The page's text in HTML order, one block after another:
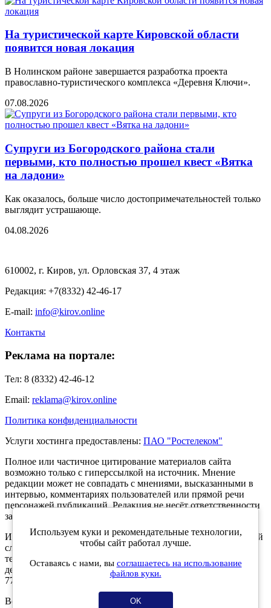
На туристической карте Кировской области
появится новая локация
В Нолинском районе завершается разработка проекта
православно-туристического комплекса «Деревня Ключи».
07.08.2026
Супруги из Богородского района стали
первыми, кто полностью прошел квест «Вятка
на ладони»
Как оказалось, больше число достопримечательностей только
выглядит устрашающе.
04.08.2026
610002, г. Киров, ул. Орловская 37, 4 этаж
Редакция: +7(8332) 42-46-17
E-mail: info@kirov.online
Контакты
Реклама на портале:
Тел: 8 (8332) 42-46-12
Email: reklama@kirov.online
Политика конфиденциальности
Услуги хостинга предоставлены: ПАО "Ростелеком"
Полное или частичное цитирование материалов сайта
возможно только с гиперссылкой на источник. Мнение
редакции может не совпадать с мнениями, высказанными в
интервью, комментариях пользователей или прямой речи
персонажей публикаций. Редакция не несёт ответственности
за текст комментариев читателей.
Интернет-портал Kirov.online зарегистрирован в Федеральной
службе по надзору в сфере связи, информационных
технологий и массовых коммуникаций (Роскомнадзор) 5
декабря 2019 года. Регистрационный номер ЭЛ № ФС 77 -
77189.
Возрастное ограничение 12+
Используем куки и рекомендательные технологии,
чтобы сайт работал лучше.
Оставаясь с нами, вы соглашаетесь на использование
файлов куки.
OK